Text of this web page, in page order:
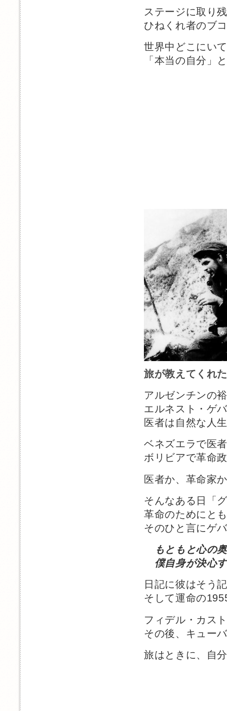
ステージに取り
ひねくれ者のブ
世界中どこにい
「本当の自分」
旅が教えてくれ
アルゼンチンの
エルネスト・ゲ
医者は自然な人
ベネズエラで医
ボリビアで革命
医者か、革命家
そんなある日「
革命のためにと
そのひと言にゲ
もともと心の
僕自身が決心
日記に彼はそう
そして運命の
フィデル・カス
その後、キュー
旅はときに、自